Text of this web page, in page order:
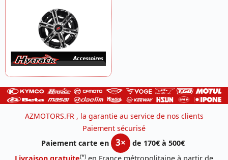
AZMOTORS.FR , la garantie au service de nos clients
Paiement sécurisé
Paiement carte en
3×
de 170€ à 500€
(*)